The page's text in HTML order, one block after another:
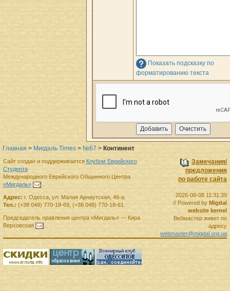
Показать подсказку по
форматированию текста
Главная > Мигдаль Times > №67 > Континент
Замечания/
предложения
по работе сайта
2026-08-08 11:31:39
// Powered by Migdal
website kernel
Вебмастер живет по
адресу
webmaster@migdal.org.ua
Сайт создан и поддерживается Клубом Еврейского
Студента
Международного Еврейского Общинного Центра
«Мигдаль»
.
Адрес: г. Одесса, ул. Малая Арнаутская, 46-а.
Тел.: (+38 048) 770-18-69, (+38 048) 770-18-61.
Председатель правленияцентра «Мигдаль»— Кира
Верховская
.